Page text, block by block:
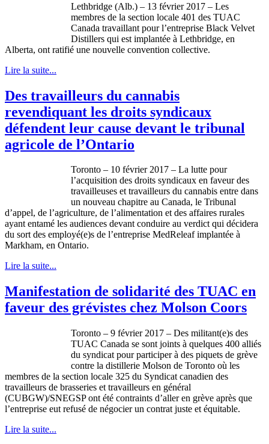
Lethbridge (Alb.) – 13 février 2017 – Les
membres de la section locale 401 des TUAC
Canada travaillant pour l’entreprise Black Velvet
Distillers qui est implantée à Lethbridge, en
Alberta, ont ratifié une nouvelle convention collective.
Lire la suite...
Des travailleurs du cannabis
revendiquant les droits syndicaux
défendent leur cause devant le tribunal
agricole de l’Ontario
Toronto – 10 février 2017 – La lutte pour
l’acquisition des droits syndicaux en faveur des
travailleuses et travailleurs du cannabis entre dans
un nouveau chapitre au Canada, le Tribunal
d’appel, de l’agriculture, de l’alimentation et des affaires rurales
ayant entamé les audiences devant conduire au verdict qui décidera
du sort des employé(e)s de l’entreprise MedReleaf implantée à
Markham, en Ontario.
Lire la suite...
Manifestation de solidarité des TUAC en
faveur des grévistes chez Molson Coors
Toronto – 9 février 2017 – Des militant(e)s des
TUAC Canada se sont joints à quelques 400 alliés
du syndicat pour participer à des piquets de grève
contre la distillerie Molson de Toronto où les
membres de la section locale 325 du Syndicat canadien des
travailleurs de brasseries et travailleurs en général
(CUBGW)/SNEGSP ont été contraints d’aller en grève après que
l’entreprise eut refusé de négocier un contrat juste et équitable.
Lire la suite...